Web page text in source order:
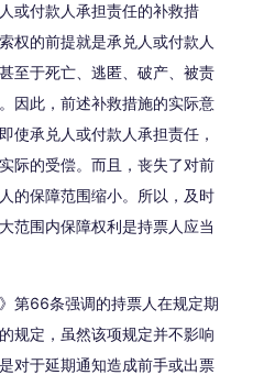
或付款人承担责任的补救措
权的前提就是承兑人或付款人
至于死亡、逃匿、破产、被责
因此，前述补救措施的实际意
使承兑人或付款人承担责任，
际的受偿。而且，丧失了对前
的保障范围缩小。所以，及时
范围内保障权利是持票人应当
第66条强调的持票人在规定期
规定，虽然该项规定并不影响
对于延期通知造成前手或出票